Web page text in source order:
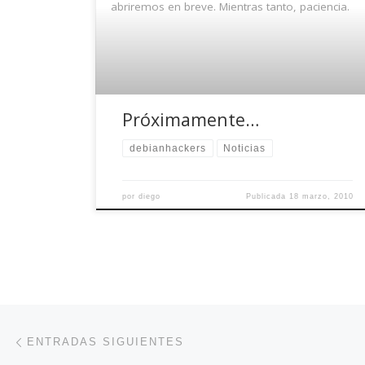
abriremos en breve. Mientras tanto, paciencia.
Próximamente…
debianhackers Noticias
pordiego Publicada 18 marzo, 2010
Navegación de entradas
ENTRADAS SIGUIENTES